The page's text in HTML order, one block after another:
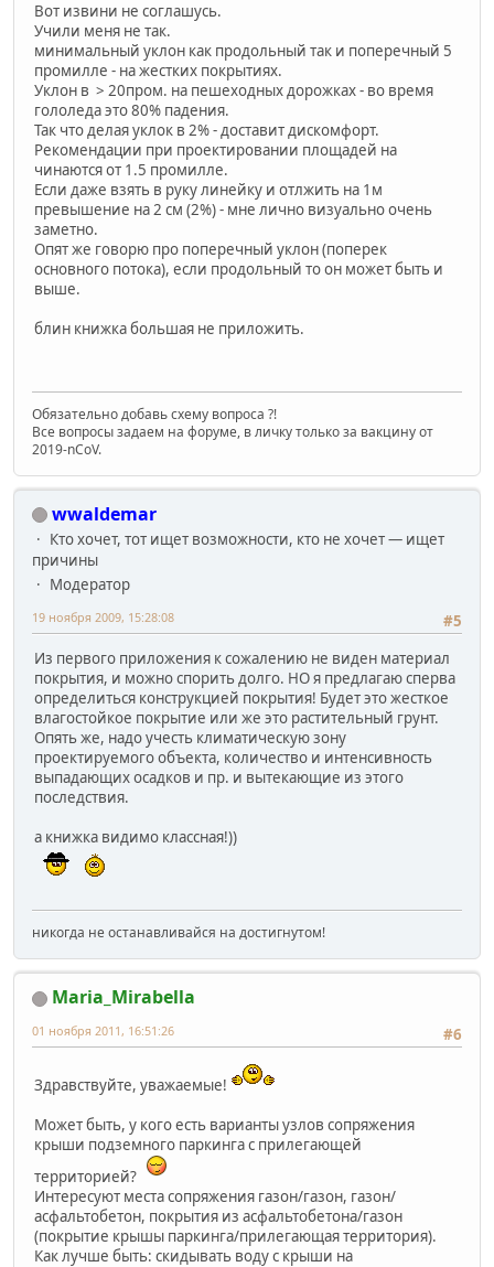
Вот извини не соглашусь.
Учили меня не так.
минимальный уклон как продольный так и поперечный 5
промилле - на жестких покрытиях.
Уклон в > 20пром. на пешеходных дорожках - во время
гололеда это 80% падения.
Так что делая уклок в 2% - доставит дискомфорт.
Рекомендации при проектировании площадей на
чинаются от 1.5 промилле.
Если даже взять в руку линейку и отлжить на 1м
превышение на 2 см (2%) - мне лично визуально очень
заметно.
Опят же говорю про поперечный уклон (поперек
основного потока), если продольный то он может быть и
выше.
блин книжка большая не приложить.
Обязательно добавь схему вопроса ?!
Все вопросы задаем на форуме, в личку только за вакцину от
2019-nCoV.
wwaldemar
Кто хочет, тот ищет возможности, кто не хочет — ищет
причины
Модератор
#5
19 ноября 2009, 15:28:08
Из первого приложения к сожалению не виден материал
покрытия, и можно спорить долго. НО я предлагаю сперва
определиться конструкцией покрытия! Будет это жесткое
влагостойкое покрытие или же это растительный грунт.
Опять же, надо учесть климатическую зону
проектируемого объекта, количество и интенсивность
выпадающих осадков и пр. и вытекающие из этого
последствия.
а книжка видимо классная!))
никогда не останавливайся на достигнутом!
Maria_Mirabella
#6
01 ноября 2011, 16:51:26
Здравствуйте, уважаемые!
Может быть, у кого есть варианты узлов сопряжения
крыши подземного паркинга с прилегающей
территорией?
Интересуют места сопряжения газон/газон, газон/
асфальтобетон, покрытия из асфальтобетона/газон
(покрытие крышы паркинга/прилегающая территория).
Как лучше быть: скидывать воду с крыши на